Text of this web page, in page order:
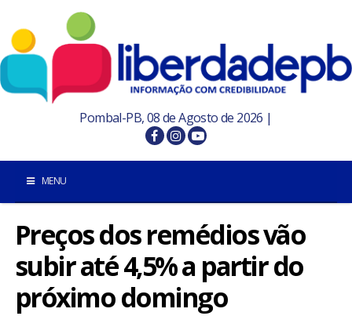
Pombal-PB, 08 de Agosto de 2026 |
MENU
POMBAL E REGIÃO
Preços dos remédios vão
subir até 4,5% a partir do
próximo domingo